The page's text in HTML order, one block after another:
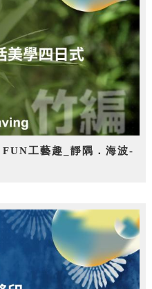
工藝趣_靜隅．海波-